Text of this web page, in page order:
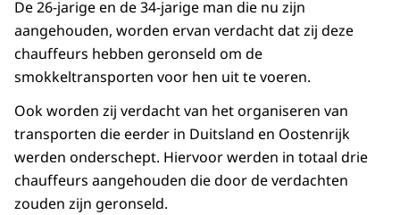
De 26-jarige en de 34-jarige man die nu zijn
aangehouden, worden ervan verdacht dat zij deze
chauffeurs hebben geronseld om de
smokkeltransporten voor hen uit te voeren.
Ook worden zij verdacht van het organiseren van
transporten die eerder in Duitsland en Oostenrijk
werden onderschept. Hiervoor werden in totaal drie
chauffeurs aangehouden die door de verdachten
zouden zijn geronseld.